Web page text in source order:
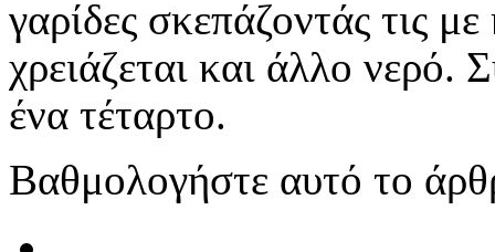
γαρίδες σκεπάζοντάς τις
χρειάζεται και άλλο νερό.
ένα τέταρτο.
Βαθμολογήστε αυτό το